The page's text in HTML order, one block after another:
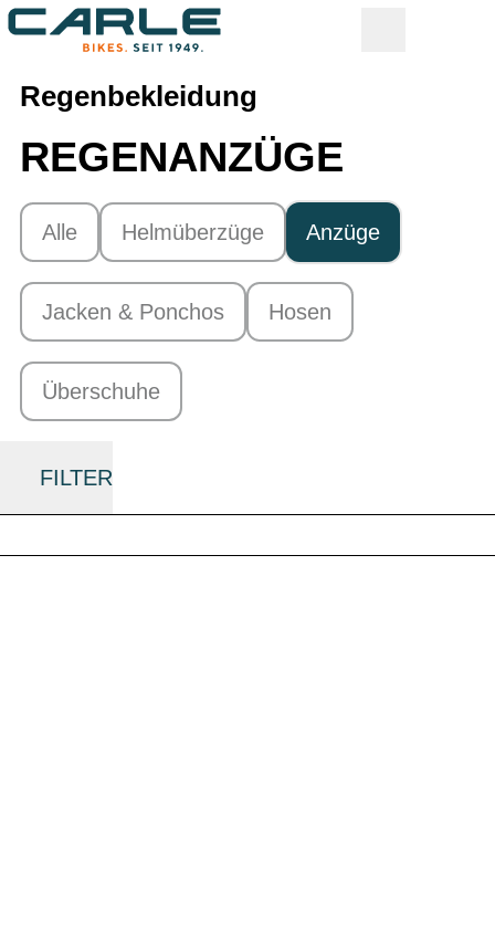
Regenbekleidung
REGENANZÜGE
Alle Helmüberzüge Anzüge
Jacken & Ponchos Hosen
Überschuhe
FILTER